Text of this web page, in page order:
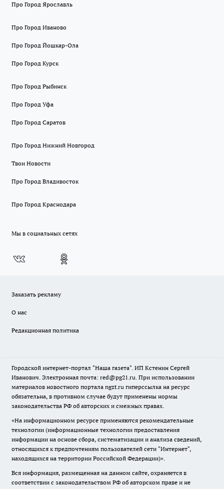
Про Город Ярославль
Про Город Иваново
Про Город Йошкар-Ола
Про Город Курск
Про Город Рыбинск
Про Город Уфа
Про Город Саратов
Про Город Нижний Новгород
Твои Новости
Про Город Владивосток
Про Город Краснодара
Мы в социальных сетях
Заказать рекламу
О нас
Редакционная политика
Городской интернет-портал "Наша газета". ИП Кстенин Сергей
Иванович. Электронная почта: red@pg21.ru. При использовании
материалов новостного портала ngzt.ru гиперссылка на ресурс
обязательна, в противном случае будут применены нормы
законодательства РФ об авторских и смежных правах.
«На информационном ресурсе применяются рекомендательные
технологии (информационные технологии предоставления
информации на основе сбора, систематизации и анализа сведений,
относящихся к предпочтениям пользователей сети "Интернет",
находящихся на территории Российской Федерации)».
Вся информация, размещенная на данном сайте, охраняется в
соответствии с законодательством РФ об авторском праве и не